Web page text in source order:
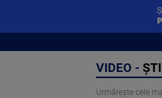
VIDEO -
Urmărește cele